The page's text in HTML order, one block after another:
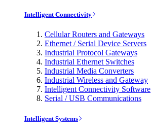
Intelligent Connectivity
Cellular Routers and Gateways
Ethernet / Serial Device Servers
Industrial Protocol Gateways
Industrial Ethernet Switches
Industrial Media Converters
Industrial Wireless and Gateway
Intelligent Connectivity Software
Serial / USB Communications
Intelligent Systems